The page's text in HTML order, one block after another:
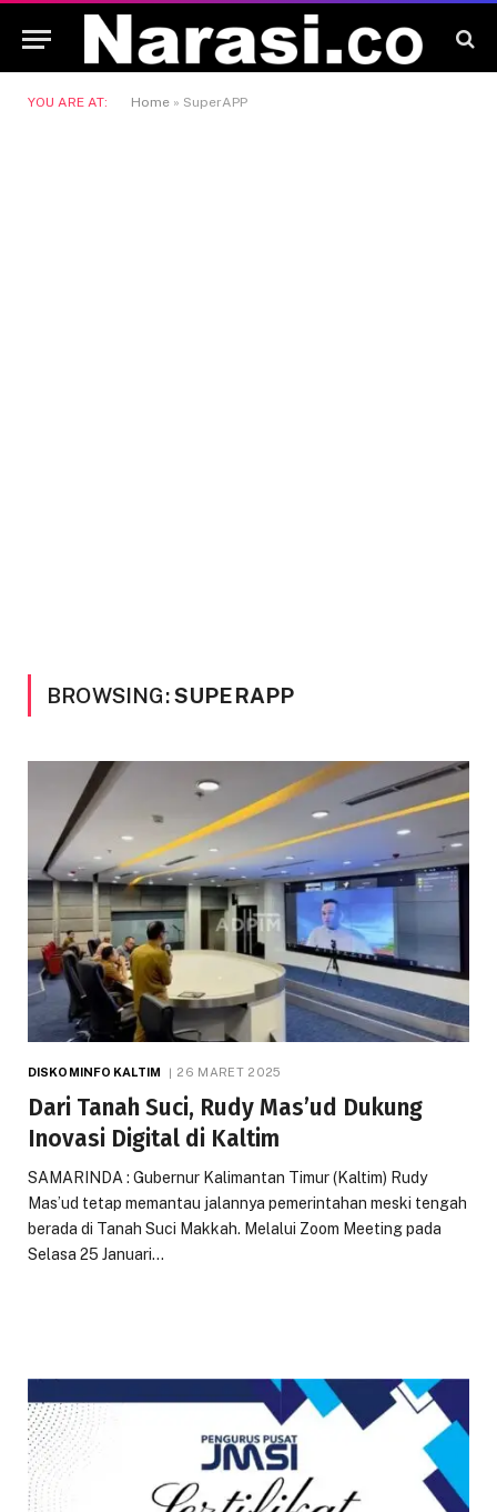
YOU ARE AT: Home » SuperAPP
BROWSING:SUPERAPP
DISKOMINFO KALTIM 26 MARET 2025
Dari Tanah Suci, Rudy Mas’ud Dukung
Inovasi Digital di Kaltim
SAMARINDA : Gubernur Kalimantan Timur (Kaltim) Rudy
Mas’ud tetap memantau jalannya pemerintahan meski tengah
berada di Tanah Suci Makkah. Melalui Zoom Meeting pada
Selasa 25 Januari…